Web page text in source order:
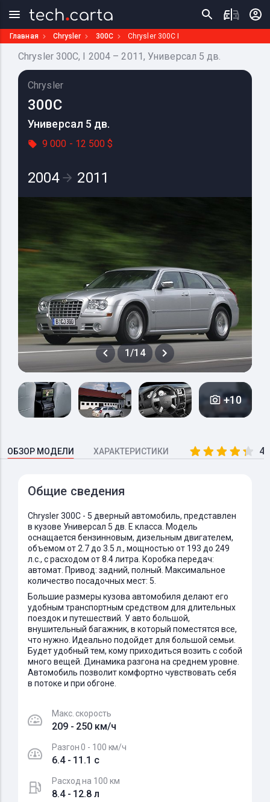
Главная Chrysler 300C Chrysler 300C I
Chrysler 300C, I 2004 – 2011, Универсал 5 дв.
Chrysler
300C
Универсал 5 дв.
9 000 - 12 500 $
2004 2011
1/14
+10
ОБЗОР МОДЕЛИ ХАРАКТЕРИСТИКИ
Общие сведения
Chrysler 300C - 5 дверный автомобиль, представлен
в кузове Универсал 5 дв. E класса. Модель
оснащается бензинновым, дизельным двигателем,
объемом от 2.7 до 3.5 л., мощностью от 193 до 249
л.с., с расходом от 8.4 литра. Коробка передач:
автомат. Привод: задний, полный. Максимальное
количество посадочных мест: 5.
Большие размеры кузова автомобиля делают его
удобным транспортным средством для длительных
поездок и путешествий. У авто большой,
внушительный багажник, в который поместятся все,
что нужно. Идеально подойдет для большой семьи.
Будет удобный тем, кому приходиться возить с собой
много вещей. Динамика разгона на среднем уровне.
Автомобиль позволит комфортно чувствовать себя
в потоке и при обгоне.
Макс. скорость
209 - 250 км/ч
Разгон 0 - 100 км/ч
6.4 - 11.1 c
Расход на 100 км
8.4 - 12.8 л